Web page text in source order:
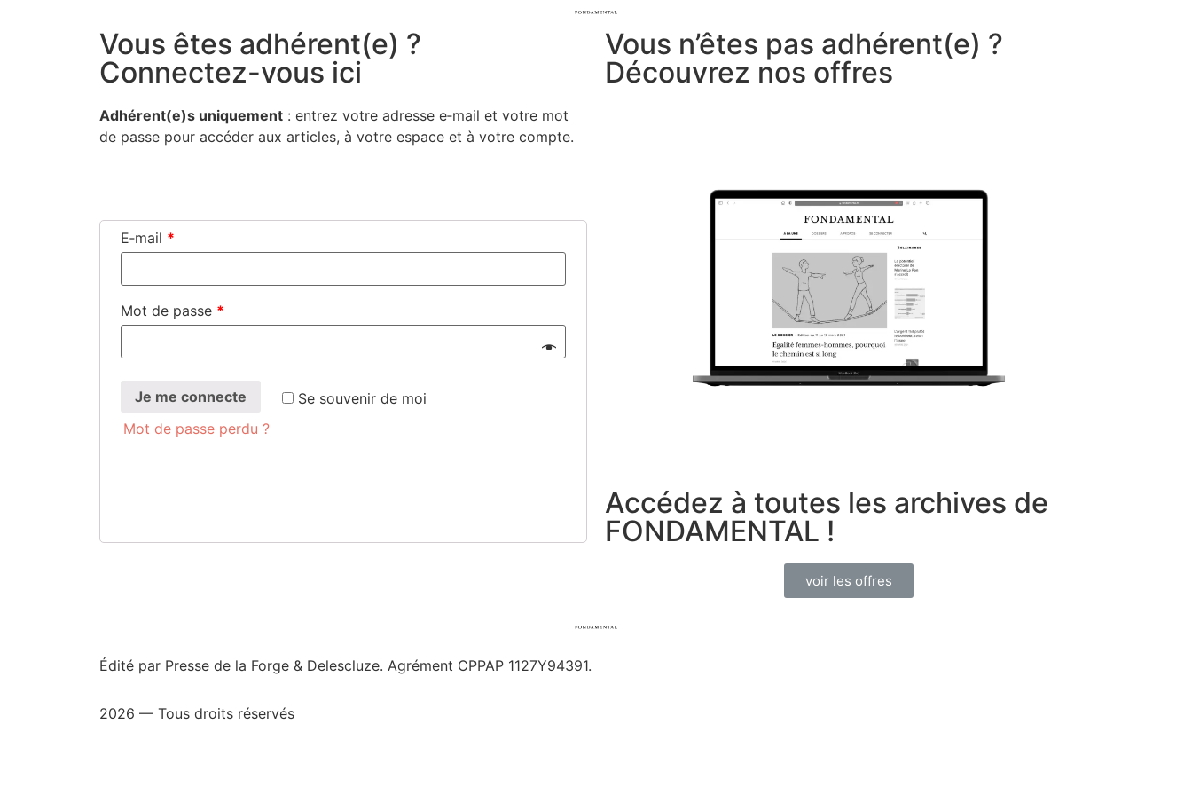
Vous êtes adhérent(e) ?
Connectez-vous ici
Adhérent(e)s uni­que­ment : entrez votre adresse e‑mail et votre mot
de passe pour accé­der aux articles, à votre espace et à votre compte.
E‑mail *
Mot de passe *
Se sou­ve­nir de moi
Je me connecte
Mot de passe perdu ?
Vous n’êtes pas adhérent(e) ?
Découvrez nos offres
Accédez à toutes les archives de
FONDAMENTAL !
voir les offres
Édité par Presse de la Forge & Delescluze. Agrément CPPAP 1127Y94391.
2026 — Tous droits réservés